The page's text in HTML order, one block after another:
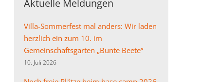
Aktuelle Meldungen
Villa-Sommerfest mal anders: Wir laden
herzlich ein zum 10. im
Gemeinschaftsgarten „Bunte Beete“
10. Juli 2026